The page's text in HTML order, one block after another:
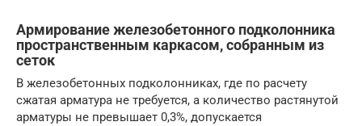
Армирование железобетонного подколонника
пространственным каркасом, собранным из
сеток
В железобетонных подколонниках, где по расчету
сжатая арматура не требуется, а количество растянутой
арматуры не превышает 0,3%, допуска­ется